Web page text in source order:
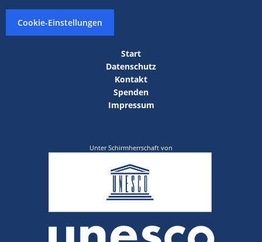
Cookie-Einstellungen
Start
Datenschutz
Kontakt
Spenden
Impressum
Unter Schirmherrschaft von